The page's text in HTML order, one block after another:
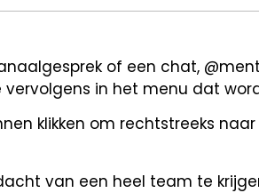
of een chat,
in het menu dat
klikken om rechtstreeks
van een heel team te